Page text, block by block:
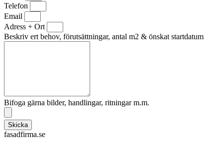
Telefon
Email
Adress + Ort
Beskriv ert behov, förutsättningar, antal m2 & önskat startdatum
Bifoga gärna bilder, handlingar, ritningar m.m.
Skicka
fasadfirma.se